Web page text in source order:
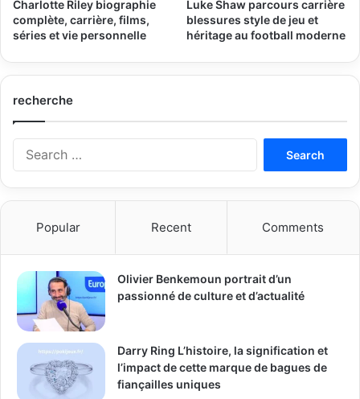
Charlotte Riley biographie
complète, carrière, films,
séries et vie personnelle
Luke Shaw parcours carrière
blessures style de jeu et
héritage au football moderne
recherche
Popular Recent Comments
Olivier Benkemoun portrait d’un
passionné de culture et d’actualité
Darry Ring L’histoire, la signification et
l’impact de cette marque de bagues de
fiançailles uniques